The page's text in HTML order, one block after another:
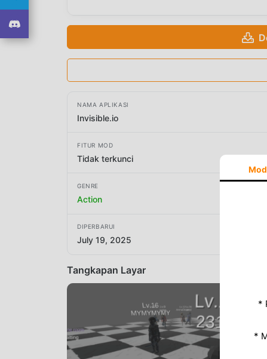
NAMA APLIKASI
Invisible.io
FITUR MOD
Tidak terkunci
GENRE
Action
DIPERBARUI
July 19, 2025
Tangkapan Layar
*
*